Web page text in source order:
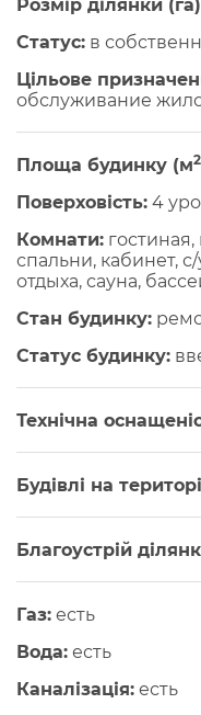
Розмір ділянки
Cтатус: в
Цільове
обслуживание
Площа будинку (м2
Поверховість: 4
Комнати:
спальни, кабинет,
отдыха, сауна,
Стан будинку:
Статус будинку:
Технічна
Будівлі на
Благоустрій
Газ: есть
Вода: есть
Каналізація: есть